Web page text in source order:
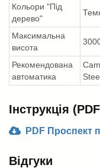
Кольори "Під
дерево"
Максимальна
висота
Рекомендована
автоматика
Інструкція
PDF Проспект
Відгуки